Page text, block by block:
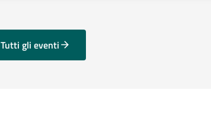
Tutti gli eventi